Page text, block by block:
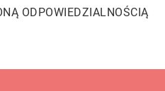
ODPOWIEDZIALNOŚCIĄ